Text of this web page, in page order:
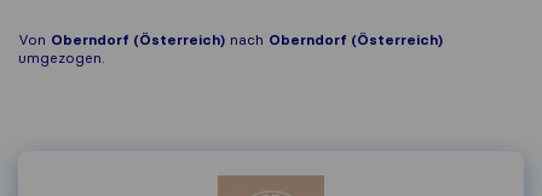
Von Oberndorf (Österreich) nach Oberndorf (Österreich)
umgezogen.